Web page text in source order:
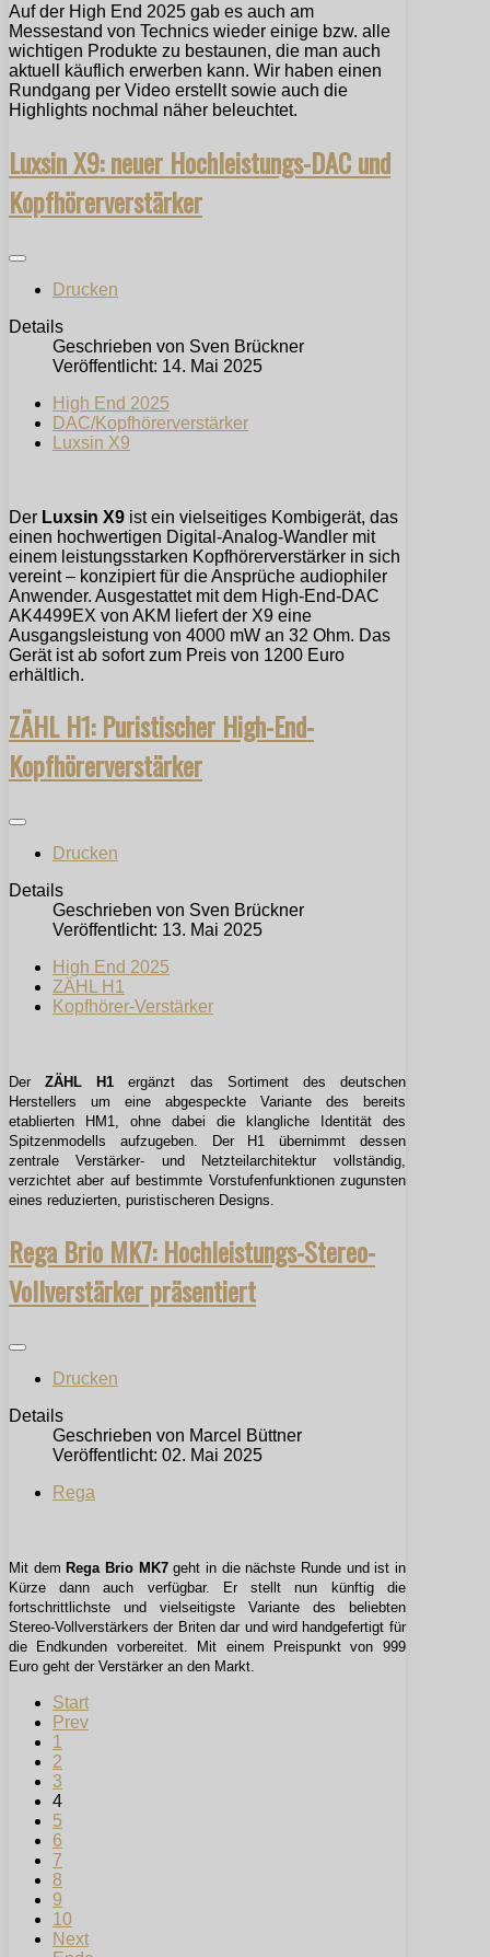
Auf der High End 2025 gab es auch am
Messestand von Technics wieder einige bzw. alle
wichtigen Produkte zu bestaunen, die man auch
aktuell käuflich erwerben kann. Wir haben einen
Rundgang per Video erstellt sowie auch die
Highlights nochmal näher beleuchtet.
Luxsin X9: neuer Hochleistungs-DAC und
Kopfhörerverstärker
Drucken
Details
Geschrieben von Sven Brückner
Veröffentlicht: 14. Mai 2025
High End 2025
DAC/Kopfhörerverstärker
Luxsin X9
Der Luxsin X9 ist ein vielseitiges Kombigerät, das
einen hochwertigen Digital-Analog-Wandler mit
einem leistungsstarken Kopfhörerverstärker in sich
vereint – konzipiert für die Ansprüche audiophiler
Anwender. Ausgestattet mit dem High-End-DAC
AK4499EX von AKM liefert der X9 eine
Ausgangsleistung von 4000 mW an 32 Ohm. Das
Gerät ist ab sofort zum Preis von 1200 Euro
erhältlich.
ZÄHL H1: Puristischer High-End-
Kopfhörerverstärker
Drucken
Details
Geschrieben von Sven Brückner
Veröffentlicht: 13. Mai 2025
High End 2025
ZÄHL H1
Kopfhörer-Verstärker
DerZÄHL H1 ergänzt das Sortiment des deutschen
Herstellers um eine abgespeckte Variante des bereits
etablierten HM1, ohne dabei die klangliche Identität des
Spitzenmodells aufzugeben. Der H1 übernimmt dessen
zentrale Verstärker- und Netzteilarchitektur vollständig,
verzichtet aber auf bestimmte Vorstufenfunktionen zugunsten
eines reduzierten, puristischeren Designs.
Rega Brio MK7: Hochleistungs-Stereo-
Vollverstärker präsentiert
Drucken
Details
Geschrieben von Marcel Büttner
Veröffentlicht: 02. Mai 2025
Rega
Mit dem Rega Brio MK7geht in die nächste Runde und ist in
Kürze dann auch verfügbar. Er stellt nun künftig die
fortschrittlichste und vielseitigste Variante des beliebten
Stereo-Vollverstärkers der Briten dar und wird handgefertigt für
die Endkunden vorbereitet. Mit einem Preispunkt von 999
Euro geht der Verstärker an den Markt.
Start
Prev
1
2
3
4
5
6
7
8
9
10
Next